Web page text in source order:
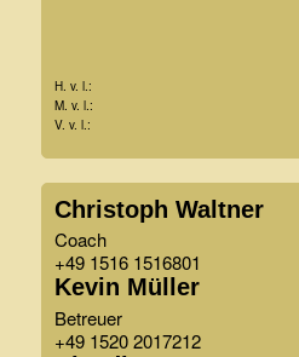
H. v. l.:
M. v. l.:
V. v. l.:
Christoph Waltner
Coach
+49 1516 1516801
Kevin Müller
Betreuer
+49 1520 2017212